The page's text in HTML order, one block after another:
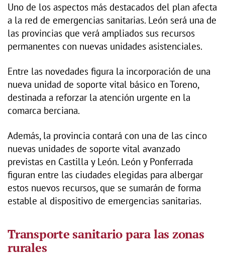
Uno de los aspectos más destacados del plan afecta
a la red de emergencias sanitarias. León será una de
las provincias que verá ampliados sus recursos
permanentes con nuevas unidades asistenciales.
Entre las novedades figura la incorporación de una
nueva unidad de soporte vital básico en Toreno,
destinada a reforzar la atención urgente en la
comarca berciana.
Además, la provincia contará con una de las cinco
nuevas unidades de soporte vital avanzado
previstas en Castilla y León. León y Ponferrada
figuran entre las ciudades elegidas para albergar
estos nuevos recursos, que se sumarán de forma
estable al dispositivo de emergencias sanitarias.
Transporte sanitario para las zonas
rurales